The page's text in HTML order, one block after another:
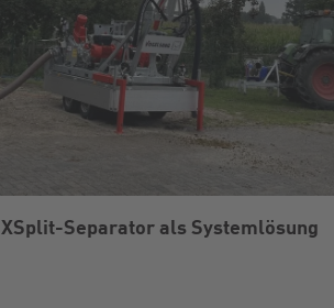
XSplit-Separator als Systemlösung